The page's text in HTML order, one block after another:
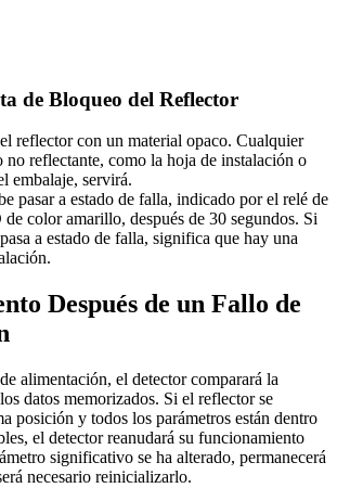
de Bloqueo del Reflector
reflector con un material opaco. Cualquier
no reflectante, como la hoja de instalación o
embalaje, servirá.
pasar a estado de falla, indicado por el relé de
color amarillo, después de 30 segundos. Si
a estado de falla, significa que hay una
Después de un Fallo de
alimentación, el detector comparará la
datos memorizados. Si el reflector se
posición y todos los parámetros están dentro
el detector reanudará su funcionamiento
significativo se ha alterado, permanecerá
necesario reinicializarlo.